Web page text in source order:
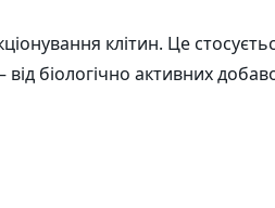
клітин. Це
біологічно активних